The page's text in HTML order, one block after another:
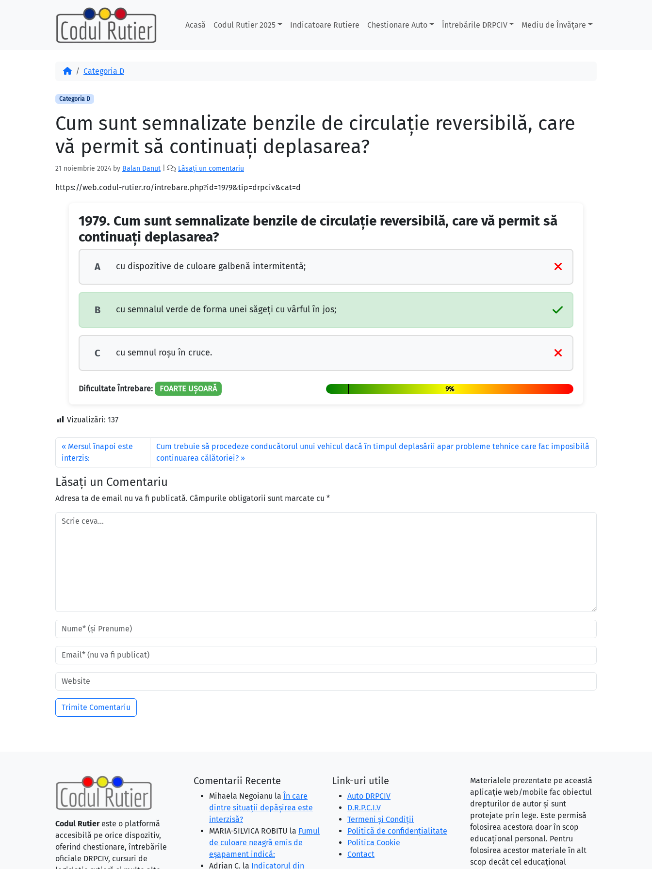
Acasă Codul Rutier 2025 Indicatoare Rutiere Chestionare Auto Întrebările DRPCIV Mediu de Învățare
AcasăCategoria D
Categoria D
Cum sunt semnalizate benzile de circulaţie reversibilă, care
vă permit să continuaţi deplasarea?
21 noiembrie 2024 by Balan Danut Lăsați un comentariu
https://web.codul-rutier.ro/intrebare.php?id=1979&tip=drpciv&cat=d
1979. Cum sunt semnalizate benzile de circulaţie reversibilă, care vă permit să
continuaţi deplasarea?
A cu dispozitive de culoare galbenă intermitentă;
B cu semnalul verde de forma unei săgeţi cu vârful în jos;
C cu semnul roşu în cruce.
Dificultate Întrebare: FOARTE UȘOARĂ 9%
Vizualizări: 137
Mersul înapoi este
interzis:
Cum trebuie să procedeze conducătorul unui vehicul dacă în timpul deplasării apar probleme tehnice care fac imposibilă
continuarea călătoriei?
Lăsați un Comentariu
Adresa ta de email nu va fi publicată. Câmpurile obligatorii sunt marcate cu *
Codul Rutiereste o platformă
accesibilă pe orice dispozitiv,
oferind chestionare, întrebările
oficiale DRPCIV, cursuri de
Comentarii Recente
Mihaela Negoianu la În care
dintre situaţii depăşirea este
interzisă?
MARIA-SILVICA ROBITU la Fumul
de culoare neagră emis de
eşapament indică:
Adrian C. la Indicatorul din
Link-uri utile
Auto DRPCIV
D.R.P.C.I.V
Termeni și Condiții
Politică de confidențialitate
Politica Cookie
Contact
Materialele prezentate pe această
aplicație web/mobile fac obiectul
drepturilor de autor și sunt
protejate prin lege. Este permisă
folosirea acestora doar în scop
educațional personal. Pentru
folosirea acestor materiale în alt
scop decât cel educațional